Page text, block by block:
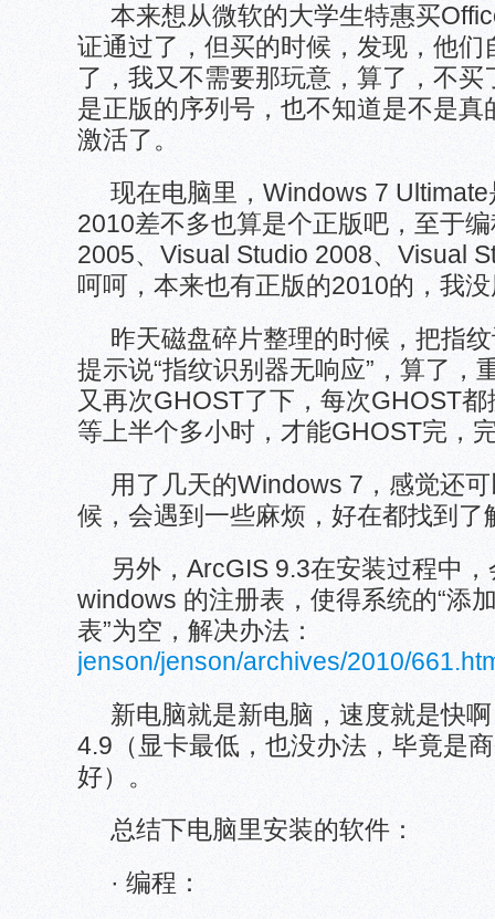
本来想从微软的大学生特惠买
证通过了，但买的时候，发现，他
了，我又不需要那玩意，算了，不
是正版的序列号，也不知道是不是
激活了。
现在电脑里，Windows 7
2010差不多也算是个正版吧，至于
2005、Visual Studio 2008、Visual
呵呵，本来也有正版的2010的，我
昨天磁盘碎片整理的时候，把指
提示说“指纹识别器无响应”，算了，
又再次GHOST了下，每次GHOST
等上半个多小时，才能GHOST完
用了几天的Windows 7，感觉还
候，会遇到一些麻烦，好在都找到了
另外，ArcGIS 9.3在安装过程中
windows 的注册表，使得系统的“添
表”为空，解决办法：
jenson/jenson/archives/2010/
新电脑就是新电脑，速度就是快
4.9（显卡最低，也没办法，毕竟是
好）。
总结下电脑里安装的软件：
· 编程：